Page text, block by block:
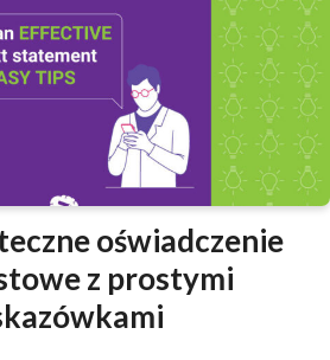
oświadczenie
z prostymi